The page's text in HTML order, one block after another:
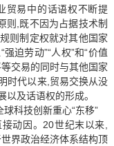
贸易中的话语权不断提
则,既不因为占据技术制
则制定权就对其他国家
迫劳动”“人权”和“价值
交易的同时与其他国家
时代以来,贸易交换从没
及话语权的形成。
科技创新重心“东移”
动因。20世纪末以来,
界政治经济体系结构顶